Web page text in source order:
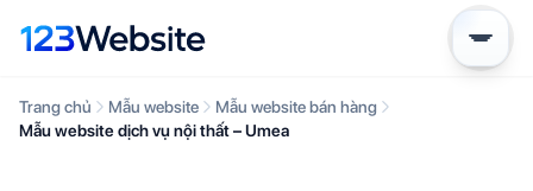
Trang chủ Mẫu website
Mẫu website bán hàng
Mẫu website dịch vụ nội thất – Umea